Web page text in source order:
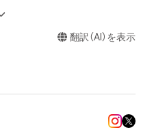
よび映像、音楽、商標または
商標権、意匠権その他の知的財
翻訳（AI）を表示